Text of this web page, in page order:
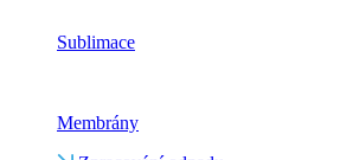
Sublimace
Membrány